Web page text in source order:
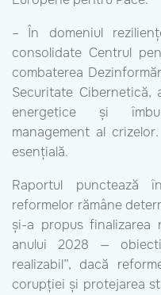
– În domeniul
consolidate Centrul
combaterea
Securitate Cibernetică,
energetice și
management al
esențială.
Raportul punctează
reformelor rămâne
și-a propus finalizarea
anului 2028 —
realizabil”, dacă
corupției și protejarea